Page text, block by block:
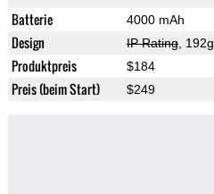
Batterie 4000 mAh
Design IP Rating, 192g
Produktpreis $184
Preis (beim Start) $249